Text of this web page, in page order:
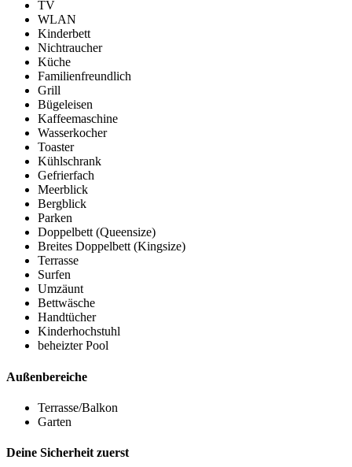
TV
WLAN
Kinderbett
Nichtraucher
Küche
Familienfreundlich
Grill
Bügeleisen
Kaffeemaschine
Wasserkocher
Toaster
Kühlschrank
Gefrierfach
Meerblick
Bergblick
Parken
Doppelbett (Queensize)
Breites Doppelbett (Kingsize)
Terrasse
Surfen
Umzäunt
Bettwäsche
Handtücher
Kinderhochstuhl
beheizter Pool
Außenbereiche
Terrasse/Balkon
Garten
Deine Sicherheit zuerst